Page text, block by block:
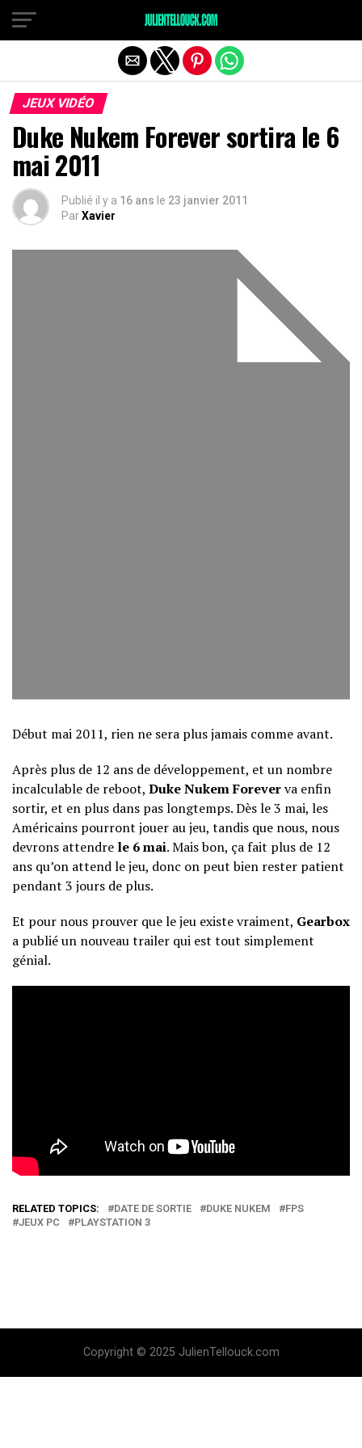
JEUX VIDÉO
Duke Nukem Forever sortira le 6
mai 2011
Publié il y a 16 ans le 23 janvier 2011
ParXavier
Début mai 2011, rien ne sera plus jamais comme avant.
Après plus de 12 ans de développement, et un nombre
incalculable de reboot, Duke Nukem Foreverva enfin
sortir, et en plus dans pas longtemps. Dès le 3 mai, les
Américains pourront jouer au jeu, tandis que nous, nous
devrons attendre le 6 mai. Mais bon, ça fait plus de 12
ans qu’on attend le jeu, donc on peut bien rester patient
pendant 3 jours de plus.
Et pour nous prouver que le jeu existe vraiment, Gearbox
a publié un nouveau trailer qui est tout simplement
génial.
RELATED TOPICS: DATE DE SORTIE DUKE NUKEM
FPS
JEUX PC
PLAYSTATION 3
Copyright © 2025 JulienTellouck.com